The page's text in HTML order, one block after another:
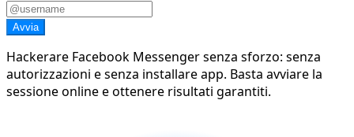
Avvia
Hackerare Facebook Messenger senza sforzo: senza
autorizzazioni e senza installare app. Basta avviare la
sessione online e ottenere risultati garantiti.